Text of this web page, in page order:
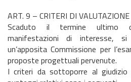
ART. 9 – CRITERI DI VALUTAZIONE
Scaduto il termine ultimo
manifestazioni di interesse, si
un’apposita Commissione per
proposte progettuali pervenute.
I criteri da sottoporre al giudizio